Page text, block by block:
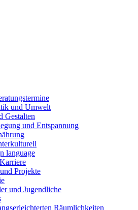
und Umwelt
Gestalten
und Entspannung
language
Projekte
und Jugendliche
Räumlichkeiten